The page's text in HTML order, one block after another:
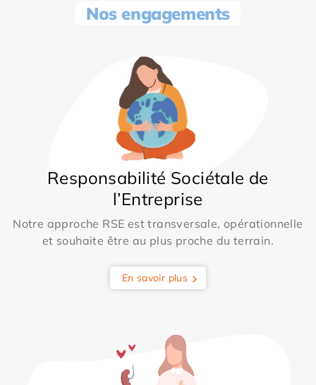
Nos engagements
Responsabilité Sociétale de
l’Entreprise
Notre approche RSE est transversale, opérationnelle
et souhaite être au plus proche du terrain.
En savoir plus